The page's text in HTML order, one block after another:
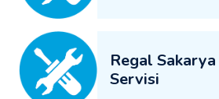
Regal
Servisi